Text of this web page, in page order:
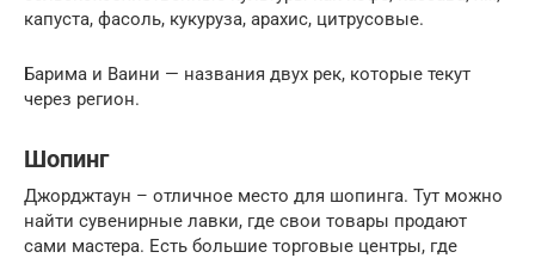
капуста, фасоль, кукуруза, арахис, цитрусовые.
Барима и Ваини — названия двух рек, которые текут
через регион.
Шопинг
Джорджтаун – отличное место для шопинга. Тут можно
найти сувенирные лавки, где свои товары продают
сами мастера. Есть большие торговые центры, где